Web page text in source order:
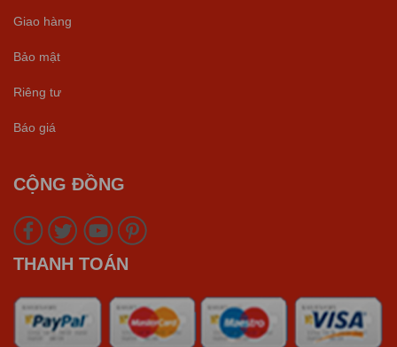
Giao hàng
Bảo mật
Riêng tư
Báo giá
CỘNG ĐỒNG
THANH TOÁN